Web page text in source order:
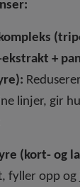
+
linjer, gir
(kort- og
fyller opp